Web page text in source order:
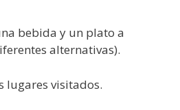
bebida y un plato a
alternativas).
lugares visitados.